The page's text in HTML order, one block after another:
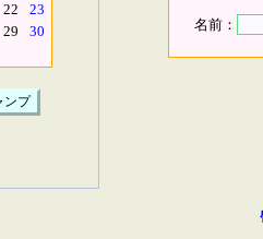
22
23
29
30
名前：